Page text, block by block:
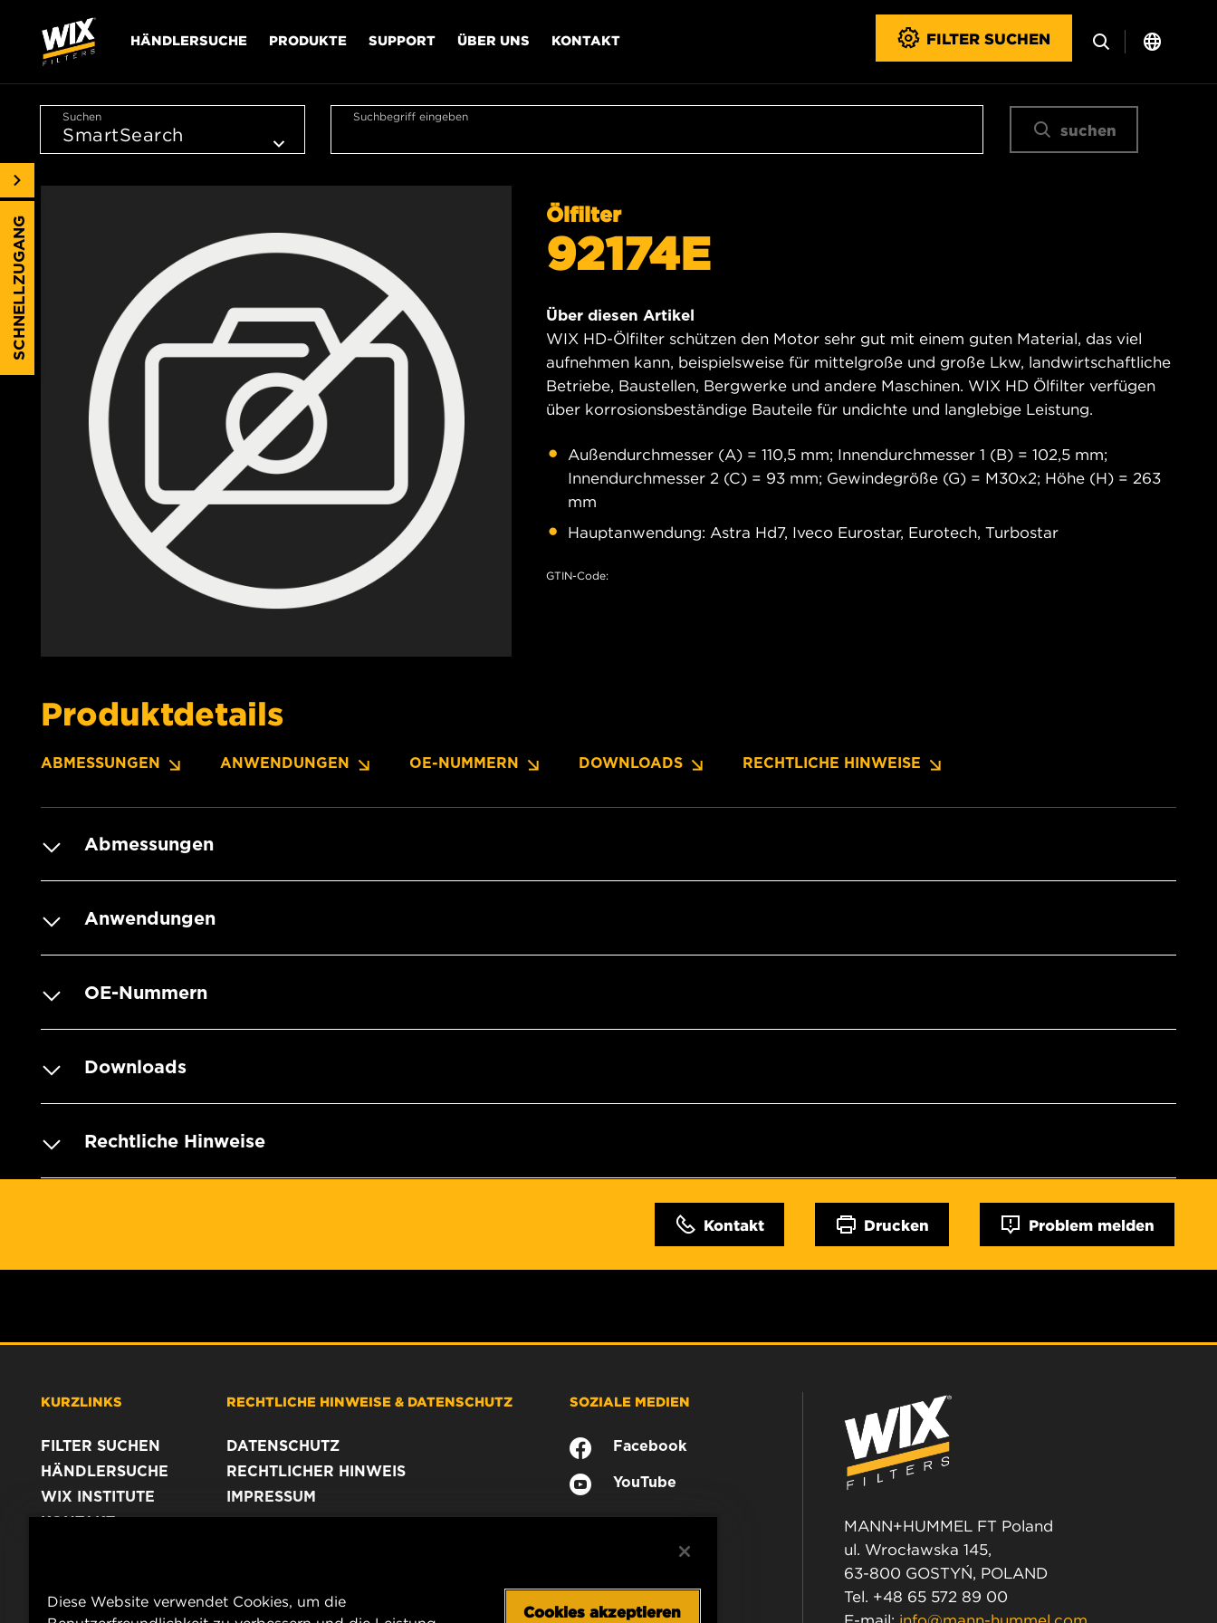
HÄNDLERSUCHE PRODUKTE SUPPORT ÜBER UNS KONTAKT FILTER SUCHEN
Suchen Suchbegriff eingeben
suchen
Ölfilter
92174E
Über diesen Artikel
WIX HD-Ölfilter schützen den Motor sehr gut mit einem guten Material, das viel
aufnehmen kann, beispielsweise für mittelgroße und große Lkw, landwirtschaftliche
Betriebe, Baustellen, Bergwerke und andere Maschinen. WIX HD Ölfilter verfügen
über korrosionsbeständige Bauteile für undichte und langlebige Leistung.
Außendurchmesser (A) = 110,5 mm; Innendurchmesser 1 (B) = 102,5 mm;
Innendurchmesser 2 (C) = 93 mm; Gewindegröße (G) = M30x2; Höhe (H) = 263
mm
Hauptanwendung: Astra Hd7, Iveco Eurostar, Eurotech, Turbostar
GTIN-Code:
Produktdetails
ABMESSUNGEN ANWENDUNGEN OE-NUMMERN DOWNLOADS RECHTLICHE HINWEISE
Abmessungen
Anwendungen
OE-Nummern
Downloads
Rechtliche Hinweise
Kontakt Drucken Problem melden
SCHNELLZUGANG
KURZLINKS
FILTER SUCHEN
HÄNDLERSUCHE
WIX INSTITUTE
KONTAKT
RECHTLICHE HINWEISE & DATENSCHUTZ
DATENSCHUTZ
RECHTLICHER HINWEIS
IMPRESSUM
SOZIALE MEDIEN
Facebook
YouTube
MANN+HUMMEL FT Poland
ul. Wrocławska 145,
63-800 GOSTYŃ, POLAND
Tel. +48 65 572 89 00
Diese Website verwendet Cookies, um die
Cookies akzeptieren